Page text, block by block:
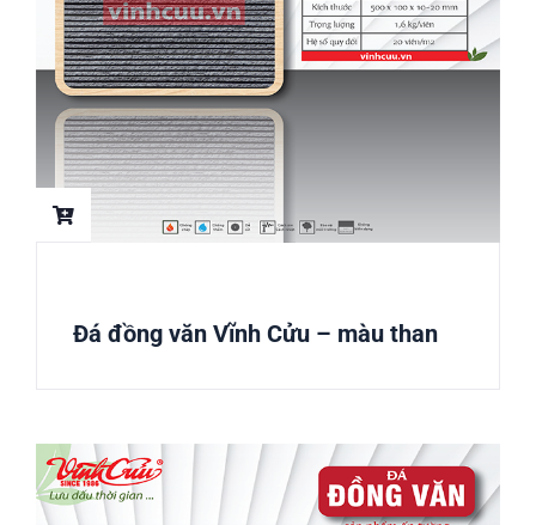
Đá đồng văn Vĩnh Cửu – màu than